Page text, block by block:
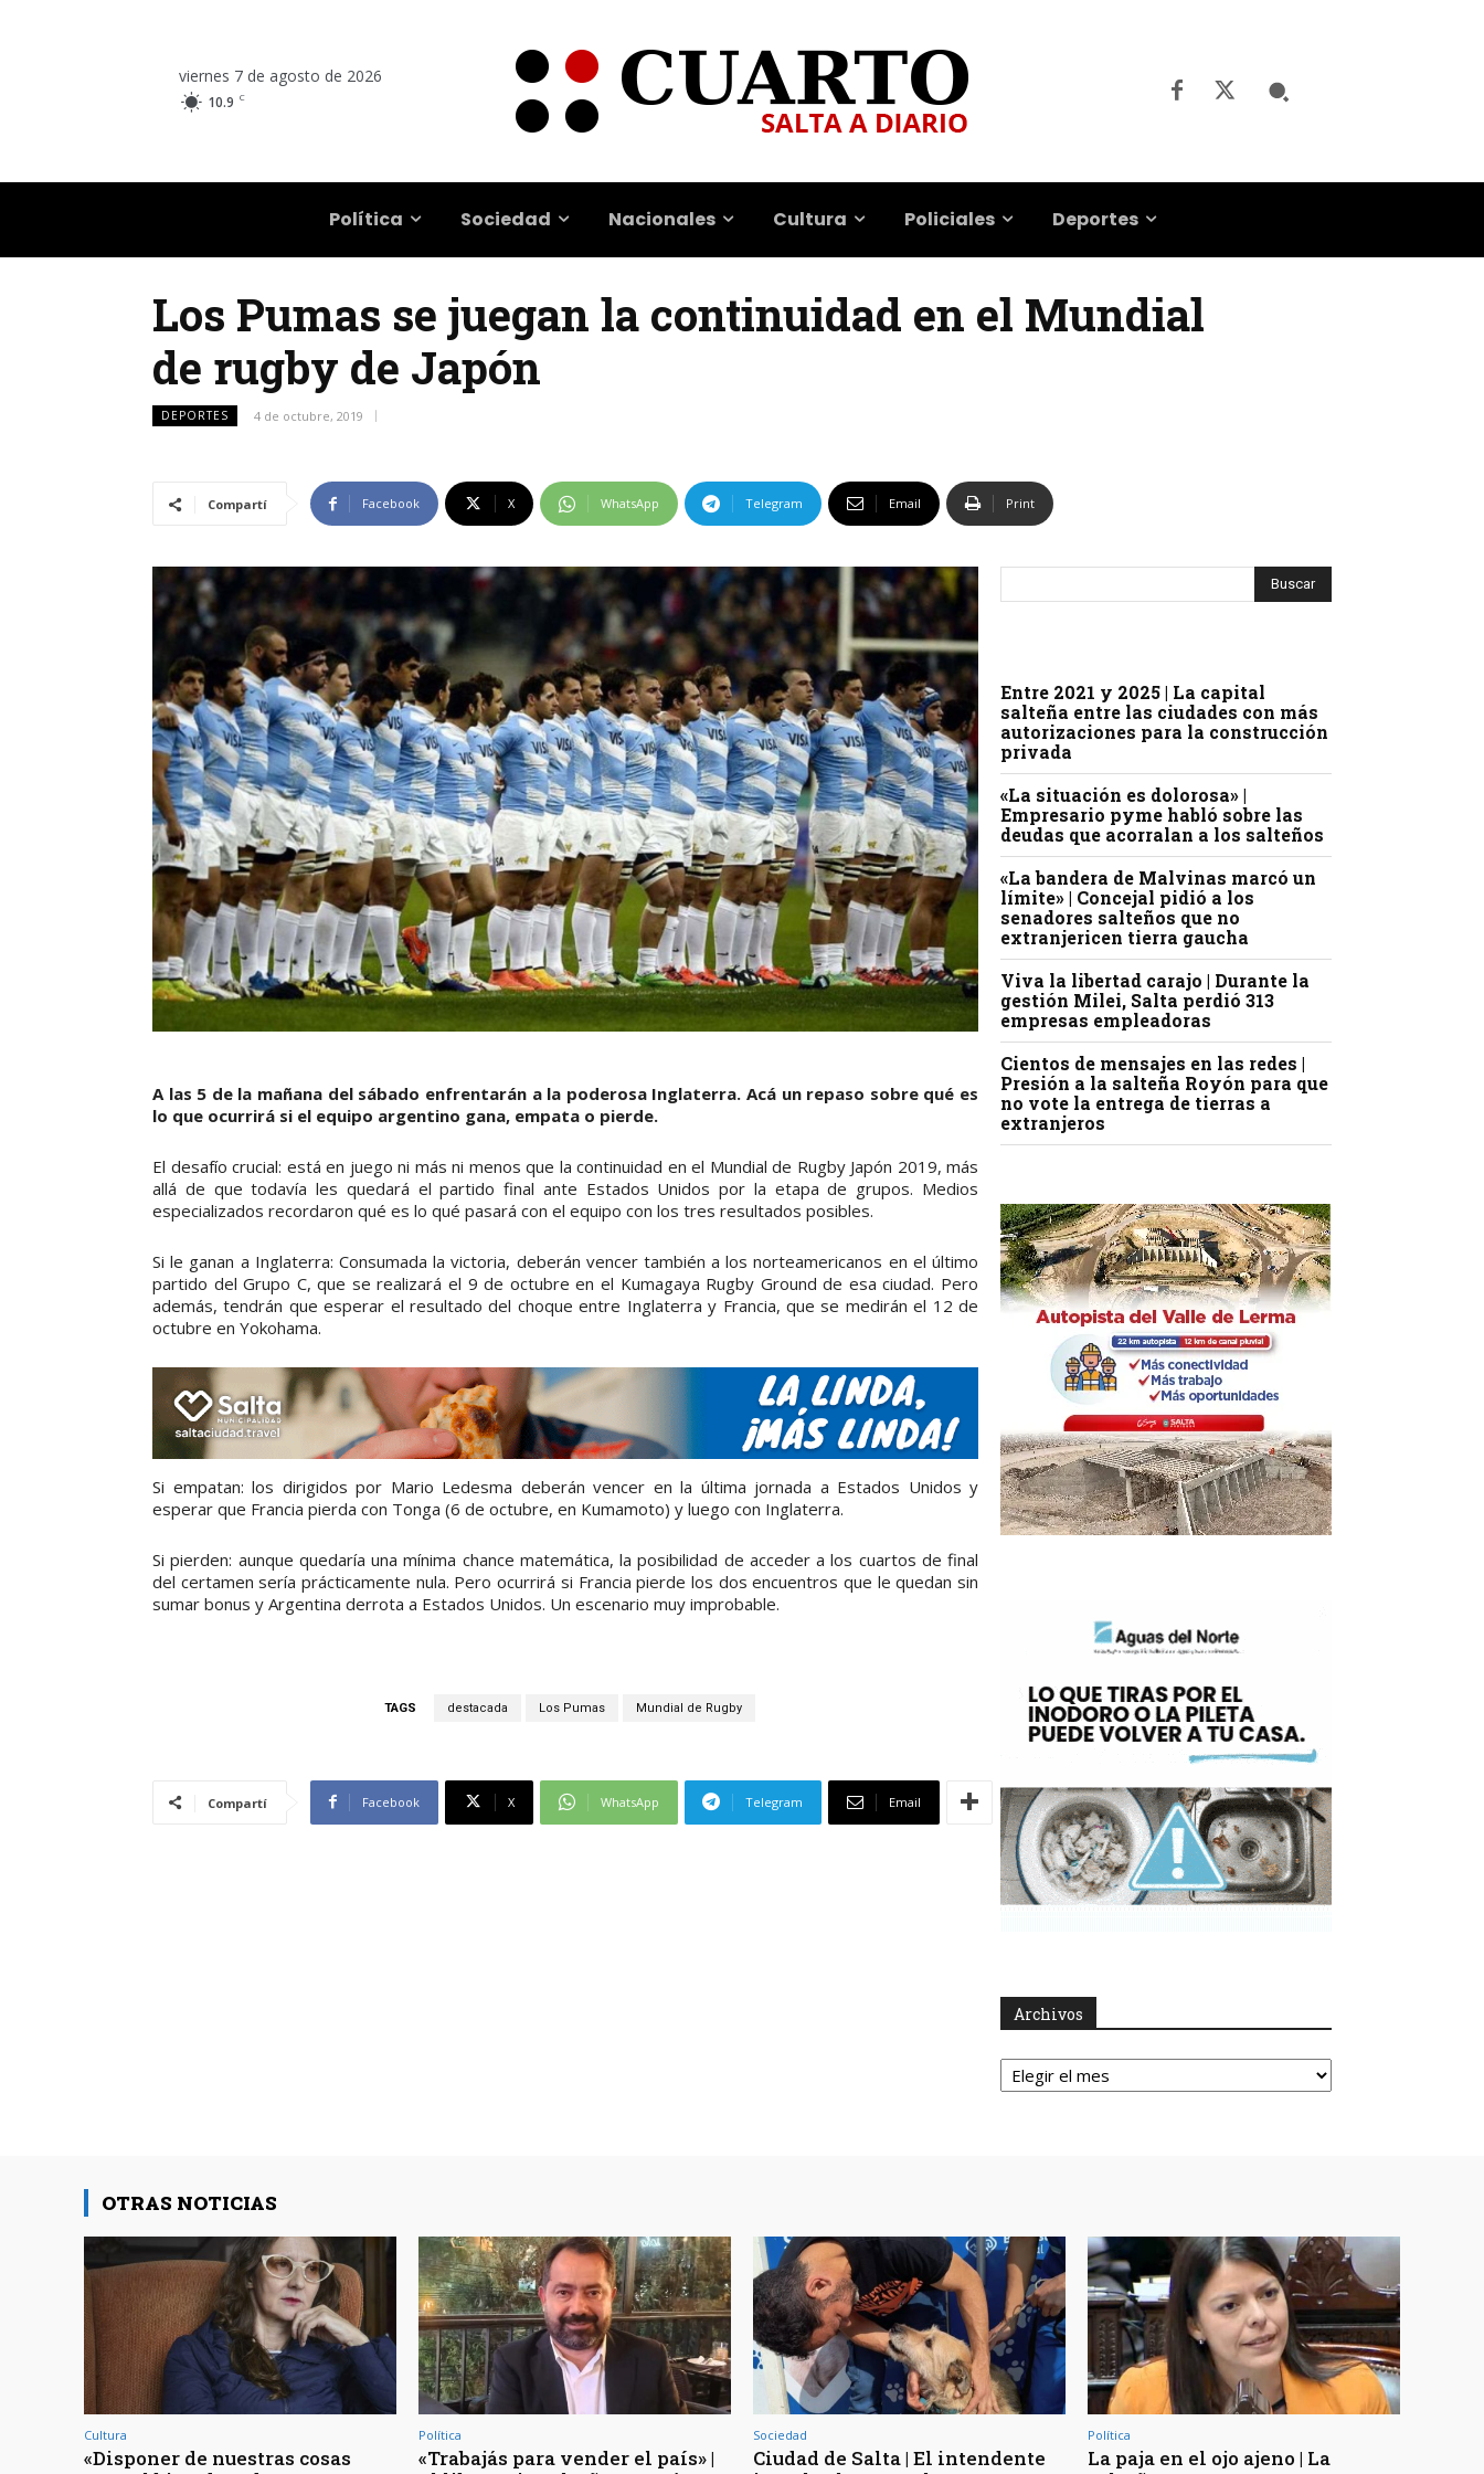
viernes 7 de agosto de 2026
10.9 C
Política Sociedad Nacionales Cultura Policiales Deportes
Los Pumas se juegan la continuidad en el Mundial
de rugby de Japón
DEPORTES 4 de octubre, 2019
Compartí Facebook X WhatsApp Telegram Email Print
A las 5 de la mañana del sábado enfrentarán a la poderosa Inglaterra. Acá un repaso sobre qué es
lo que ocurrirá si el equipo argentino gana, empata o pierde.
El desafío crucial: está en juego ni más ni menos que la continuidad en el Mundial de Rugby Japón 2019, más
allá de que todavía les quedará el partido final ante Estados Unidos por la etapa de grupos. Medios
especializados recordaron qué es lo qué pasará con el equipo con los tres resultados posibles.
Si le ganan a Inglaterra: Consumada la victoria, deberán vencer también a los norteamericanos en el último
partido del Grupo C, que se realizará el 9 de octubre en el Kumagaya Rugby Ground de esa ciudad. Pero
además, tendrán que esperar el resultado del choque entre Inglaterra y Francia, que se medirán el 12 de
octubre en Yokohama.
Si empatan: los dirigidos por Mario Ledesma deberán vencer en la última jornada a Estados Unidos y
esperar que Francia pierda con Tonga (6 de octubre, en Kumamoto) y luego con Inglaterra.
Si pierden: aunque quedaría una mínima chance matemática, la posibilidad de acceder a los cuartos de final
del certamen sería prácticamente nula. Pero ocurrirá si Francia pierde los dos encuentros que le quedan sin
sumar bonus y Argentina derrota a Estados Unidos. Un escenario muy improbable.
TAGS destacada Los Pumas Mundial de Rugby
Compartí Facebook X WhatsApp Telegram Email
Entre 2021 y 2025 | La capital
salteña entre las ciudades con más
autorizaciones para la construcción
privada
«La situación es dolorosa» |
Empresario pyme habló sobre las
deudas que acorralan a los salteños
«La bandera de Malvinas marcó un
límite» | Concejal pidió a los
senadores salteños que no
extranjericen tierra gaucha
Viva la libertad carajo | Durante la
gestión Milei, Salta perdió 313
empresas empleadoras
Cientos de mensajes en las redes |
Presión a la salteña Royón para que
no vote la entrega de tierras a
extranjeros
Archivos
Archivos
OTRAS NOTICIAS
Cultura
«Disponer de nuestras cosas
Política
«Trabajás para vender el país» |
Sociedad
Ciudad de Salta | El intendente
Política
La paja en el ojo ajeno | La